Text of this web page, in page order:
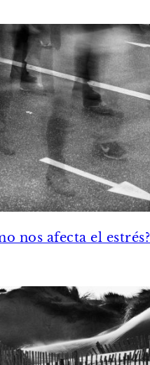
nos afecta el estrés?